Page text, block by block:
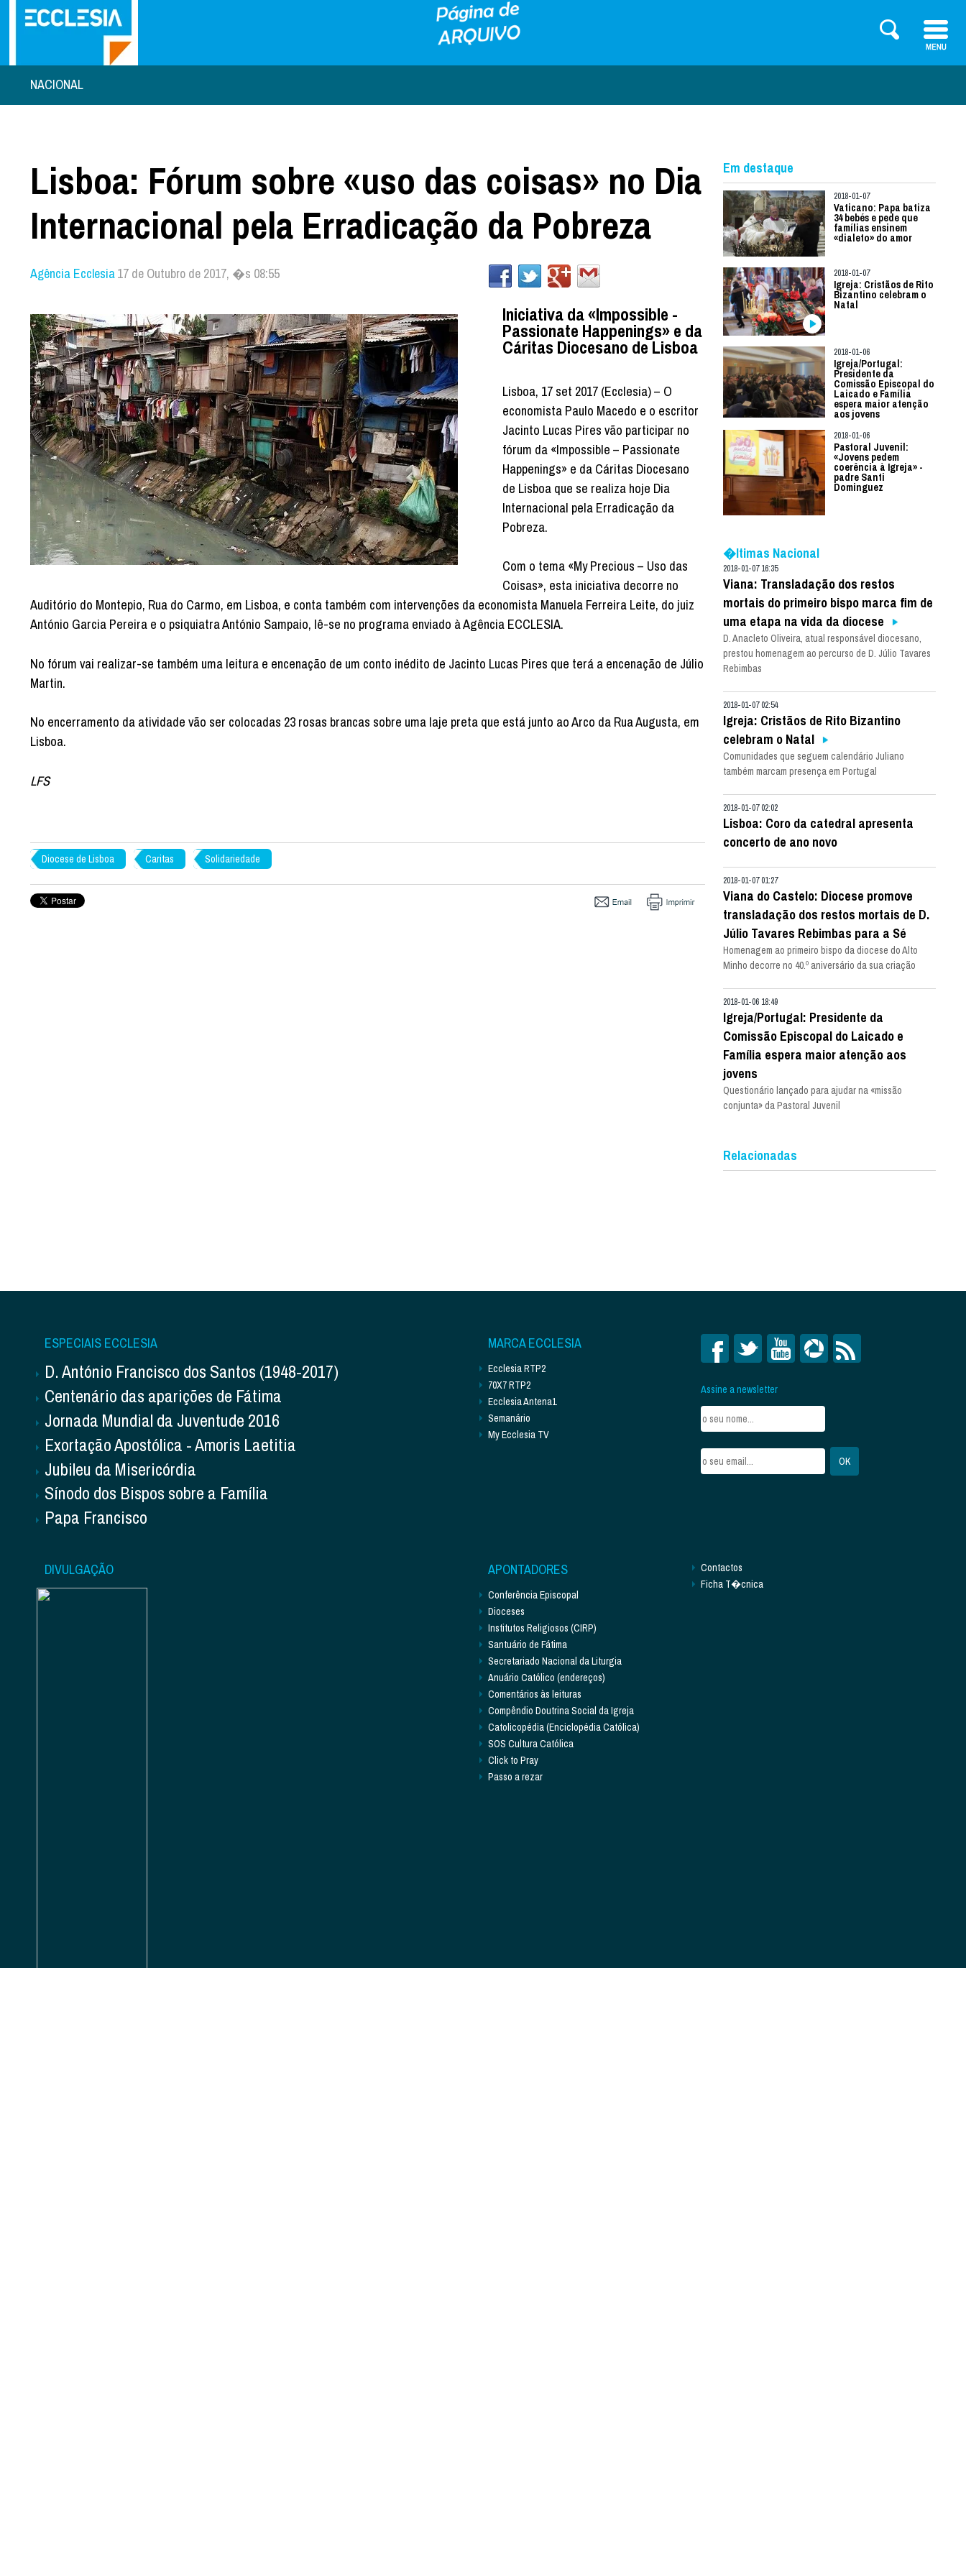
NACIONAL
Lisboa: Fórum sobre «uso das coisas» no Dia
Internacional pela Erradicação da Pobreza
Agência Ecclesia17 de Outubro de 2017, �s 08:55
Iniciativa da «Impossible -
Passionate Happenings» e da
Cáritas Diocesano de Lisboa
Lisboa, 17 set 2017 (Ecclesia) – O
economista Paulo Macedo e o escritor
Jacinto Lucas Pires vão participar no
fórum da «Impossible – Passionate
Happenings» e da Cáritas Diocesano
de Lisboa que se realiza hoje Dia
Internacional pela Erradicação da
Pobreza.
Com o tema «My Precious – Uso das
Coisas», esta iniciativa decorre no
Auditório do Montepio, Rua do Carmo, em Lisboa, e conta também com intervenções da economista Manuela Ferreira Leite, do juiz
António Garcia Pereira e o psiquiatra António Sampaio, lê-se no programa enviado à Agência ECCLESIA.
No fórum vai realizar-se também uma leitura e encenação de um conto inédito de Jacinto Lucas Pires que terá a encenação de Júlio
Martin.
No encerramento da atividade vão ser colocadas 23 rosas brancas sobre uma laje preta que está junto ao Arco da Rua Augusta, em
Lisboa.
LFS
Diocese de Lisboa Caritas Solidariedade
Em destaque
2018-01-07
Vaticano: Papa batiza
34 bebés e pede que
famílias ensinem
«dialeto» do amor
2018-01-07
Igreja: Cristãos de Rito
Bizantino celebram o
Natal
2018-01-06
Igreja/Portugal:
Presidente da
Comissão Episcopal do
Laicado e Família
espera maior atenção
aos jovens
2018-01-06
Pastoral Juvenil:
«Jovens pedem
coerência à Igreja» -
padre Santi
Dominguez
�ltimas Nacional
2018-01-07 16:35
Viana: Transladação dos restos
mortais do primeiro bispo marca fim de
uma etapa na vida da diocese
D. Anacleto Oliveira, atual responsável diocesano,
prestou homenagem ao percurso de D. Júlio Tavares
Rebimbas
2018-01-07 02:54
Igreja: Cristãos de Rito Bizantino
celebram o Natal
Comunidades que seguem calendário Juliano
também marcam presença em Portugal
2018-01-07 02:02
Lisboa: Coro da catedral apresenta
concerto de ano novo
2018-01-07 01:27
Viana do Castelo: Diocese promove
transladação dos restos mortais de D.
Júlio Tavares Rebimbas para a Sé
Homenagem ao primeiro bispo da diocese do Alto
Minho decorre no 40.º aniversário da sua criação
2018-01-06 18:49
Igreja/Portugal: Presidente da
Comissão Episcopal do Laicado e
Família espera maior atenção aos
jovens
Questionário lançado para ajudar na «missão
conjunta» da Pastoral Juvenil
Relacionadas
ESPECIAIS ECCLESIA
D. António Francisco dos Santos (1948-2017)
Centenário das aparições de Fátima
Jornada Mundial da Juventude 2016
Exortação Apostólica - Amoris Laetitia
Jubileu da Misericórdia
Sínodo dos Bispos sobre a Família
Papa Francisco
MARCA ECCLESIA
Ecclesia RTP2
70X7 RTP2
Ecclesia Antena1
Semanário
My Ecclesia TV
Assine a newsletter
DIVULGAÇÃO APONTADORES
Conferência Episcopal
Dioceses
Institutos Religiosos (CIRP)
Santuário de Fátima
Secretariado Nacional da Liturgia
Anuário Católico (endereços)
Comentários às leituras
Compêndio Doutrina Social da Igreja
Catolicopédia (Enciclopédia Católica)
SOS Cultura Católica
Click to Pray
Passo a rezar
Contactos
Ficha T�cnica